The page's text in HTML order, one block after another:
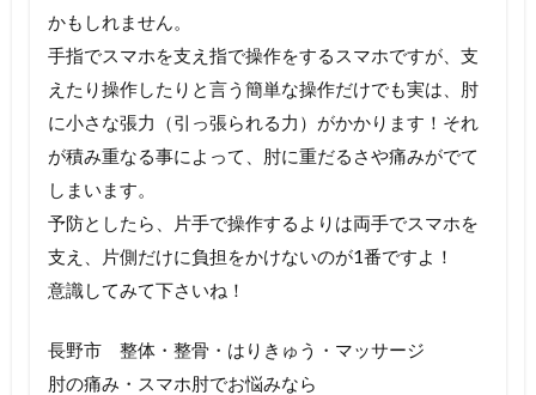
かもしれません。
手指でスマホを支え指で操作をするスマホですが、支
えたり操作したりと言う簡単な操作だけでも実は、肘
に小さな張力（引っ張られる力）がかかります！それ
が積み重なる事によって、肘に重だるさや痛みがでて
しまいます。
予防としたら、片手で操作するよりは両手でスマホを
支え、片側だけに負担をかけないのが1番ですよ！
意識してみて下さいね！
長野市 整体・整骨・はりきゅう・マッサージ
肘の痛み・スマホ肘でお悩みなら